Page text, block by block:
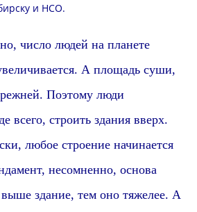
и НСО.
людей на планете
А площадь суши,
Поэтому люди
всего, строить здания вверх.
любое строение начинается
несомненно, основа
здание, тем оно тяжелее. А